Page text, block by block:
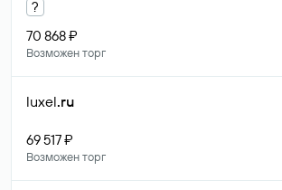
?
70 868 ₽
Возможен торг
luxel.ru
69 517 ₽
Возможен торг